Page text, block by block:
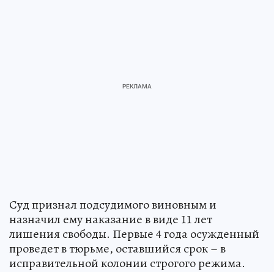
Суд признал подсудимого виновным и
назначил ему наказание в виде 11 лет
лишения свободы. Первые 4 года осужденный
проведет в тюрьме, оставшийся срок – в
исправительной колонии строгого режима.